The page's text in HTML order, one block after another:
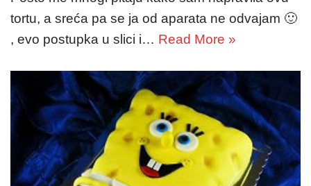
tortu, a sreća pa se ja od aparata ne odvajam 🙂
, evo postupka u slici i… Read More »